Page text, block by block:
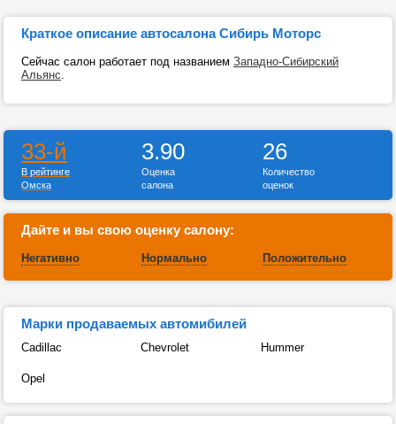
Краткое описание автосалона Сибирь Моторс
Сейчас салон работает под названием Западно-Сибирский
Альянс.
33-й
В рейтинге
Омска
3.90
Оценка
салона
26
Количество
оценок
Дайте и вы свою оценку салону:
Негативно Нормально Положительно
Марки продаваемых автомибилей
Cadillac Chevrolet Hummer
Opel